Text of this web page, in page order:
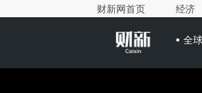
财新网首页 经济
全